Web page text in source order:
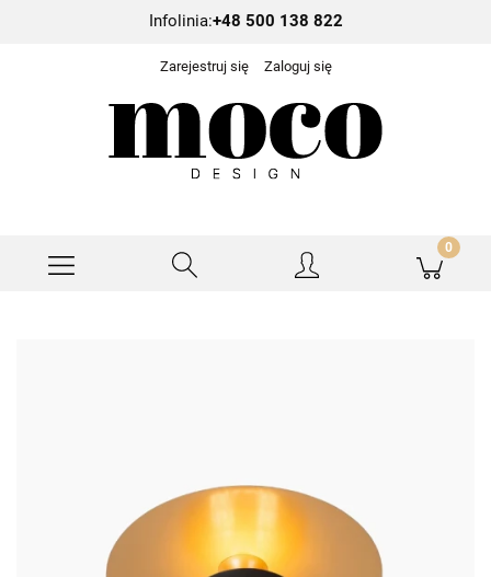
Infolinia:+48 500 138 822
Zarejestruj się Zaloguj się